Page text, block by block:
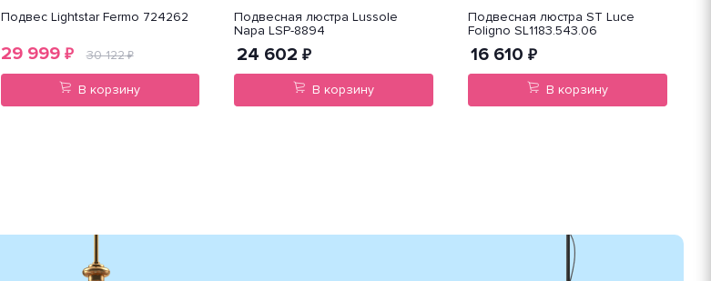
Подвес Lightstar Fermo 724262
29 999₽ 30 122₽
В корзину
Подвесная люстра Lussole
Napa LSP-8894
24 602 ₽
В корзину
Подвесная люстра ST Luce
Foligno SL1183.543.06
16 610 ₽
В корзину